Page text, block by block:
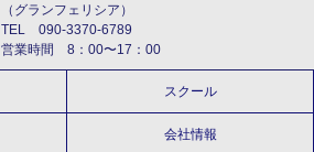
（グランフェリシア）
TEL 090-3370-6789
営業時間 8：00〜17：00
スクール
会社情報